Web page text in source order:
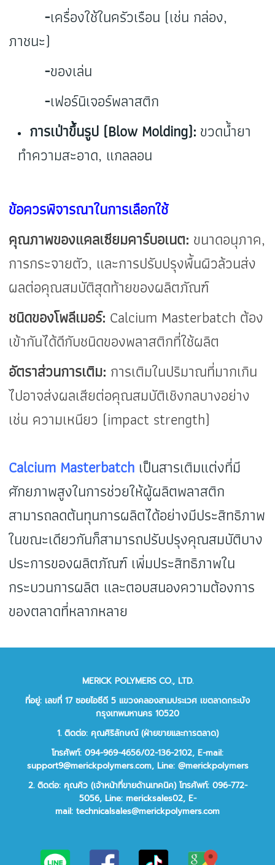
-เครื่องใช้ในครัวเรือน (เช่น กล่อง,
ภาชนะ)
-ของเล่น
-เฟอร์นิเจอร์พลาสติก
การเป่าขึ้นรูป (Blow Molding): ขวดน้ำยา
ทำความสะอาด, แกลลอน
ข้อควรพิจารณาในการเลือกใช้
คุณภาพของแคลเซียมคาร์บอเนต: ขนาดอนุภาค,
การกระจายตัว, และการปรับปรุงพื้นผิวล้วนส่ง
ผลต่อคุณสมบัติสุดท้ายของผลิตภัณฑ์
ชนิดของโพลีเมอร์: Calcium Masterbatch ต้อง
เข้ากันได้ดีกับชนิดของพลาสติกที่ใช้ผลิต
อัตราส่วนการเติม: การเติมในปริมาณที่มากเกิน
ไปอาจส่งผลเสียต่อคุณสมบัติเชิงกลบางอย่าง
เช่น ความเหนียว (impact strength)
Calcium Masterbatch เป็นสารเติมแต่งที่มี
ศักยภาพสูงในการช่วยให้ผู้ผลิตพลาสติก
สามารถลดต้นทุนการผลิตได้อย่างมีประสิทธิภาพ
ในขณะเดียวกันก็สามารถปรับปรุงคุณสมบัติบาง
ประการของผลิตภัณฑ์ เพิ่มประสิทธิภาพใน
กระบวนการผลิต และตอบสนองความต้องการ
ของตลาดที่หลากหลาย
MERICK POLYMERS CO., LTD.
ที่อยู่: เลขที่ 17 ซอยไอซีดี 5 แขวงคลองสามประเวศ เขตลาดกระบัง
กรุงเทพมหานคร 10520
1. ติดต่อ: คุณศิริลักษณ์ (ฝ่ายขายและการตลาด)
โทรศัพท์: 094-969-4656/02-136-2102, E-mail:
support9@merickpolymers.com, Line: @merickpolymers
2.ติดต่อ: คุณคิว (เจ้าหน้าที่ขายด้านเทคนิค)โทรศัพท์: 096-772-
5056, Line: mericksales02, E-
mail: technicalsales@merickpolymers.com